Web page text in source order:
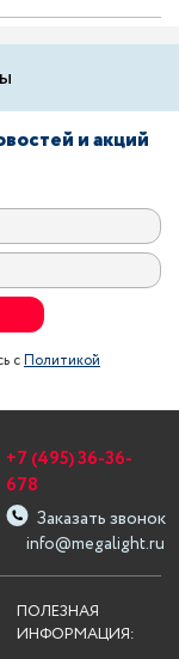
и акций
сПолитикой
info@megalight.ru
+7 (495) 36-36-
678
Заказать звонок
ПОЛЕЗНАЯ
ИНФОРМАЦИЯ: